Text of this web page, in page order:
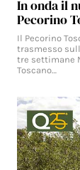
In onda il
Pecorino
Il Pecorino
trasmesso
tre settimane
Toscano…